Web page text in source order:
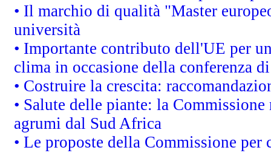
• Il marchio di qualità "Master
università
• Importante contributo dell'UE per
clima in occasione della conferenza
• Costruire la crescita:
• Salute delle piante: la
agrumi dal Sud Africa
• Le proposte della Commissione